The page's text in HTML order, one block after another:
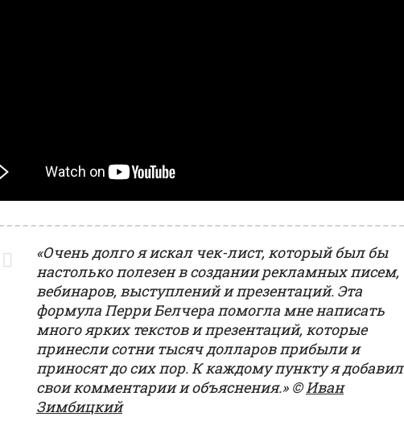
«Очень долго я искал чек-лист, который был бы
настолько полезен в создании рекламных писем,
вебинаров, выступлений и презентаций. Эта
формула Перри Белчера помогла мне написать
много ярких текстов и презентаций, которые
принесли сотни тысяч долларов прибыли и
приносят до сих пор. К каждому пункту я добавил
свои комментарии и объяснения.»©Иван
Зимбицкий